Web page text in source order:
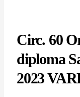
Circ. 60
diploma
2023